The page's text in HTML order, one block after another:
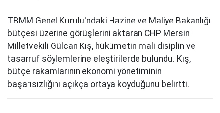
TBMM Genel Kurulu'ndaki Hazine ve Maliye Bakanlığı
bütçesi üzerine görüşlerini aktaran CHP Mersin
Milletvekili Gülcan Kış, hükümetin mali disiplin ve
tasarruf söylemlerine eleştirilerde bulundu. Kış,
bütçe rakamlarının ekonomi yönetiminin
başarısızlığını açıkça ortaya koyduğunu belirtti.